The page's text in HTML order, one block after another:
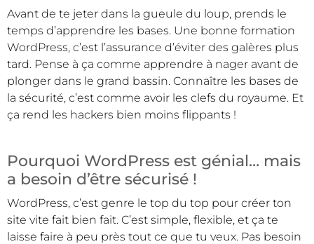
Avant de te jeter dans la gueule du loup, prends le
temps d’apprendre les bases. Une bonne formation
WordPress, c’est l’assurance d’éviter des galères plus
tard. Pense à ça comme apprendre à nager avant de
plonger dans le grand bassin. Connaître les bases de
la sécurité, c’est comme avoir les clefs du royaume. Et
ça rend les hackers bien moins flippants !
Pourquoi WordPress est génial… mais
a besoin d’être sécurisé !
WordPress, c’est genre le top du top pour créer ton
site vite fait bien fait. C’est simple, flexible, et ça te
laisse faire à peu près tout ce que tu veux. Pas besoin